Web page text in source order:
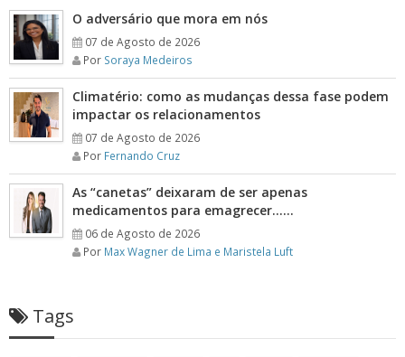
O adversário que mora em nós
07 de Agosto de 2026
Por Soraya Medeiros
Climatério: como as mudanças dessa fase podem
impactar os relacionamentos
07 de Agosto de 2026
Por Fernando Cruz
As “canetas” deixaram de ser apenas
medicamentos para emagrecer……
06 de Agosto de 2026
Por Max Wagner de Lima e Maristela Luft
Tags